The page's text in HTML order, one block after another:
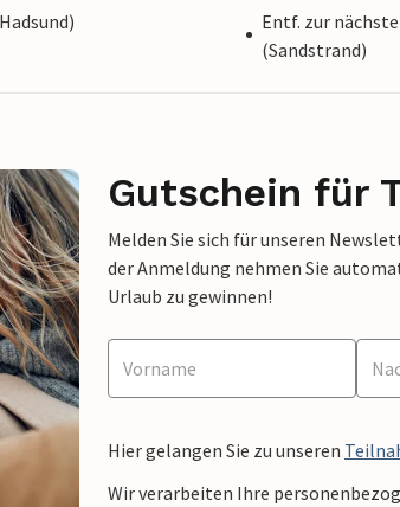
Entf. zur
(Sandstrand)
Gutschein für
Melden Sie sich für unseren
der Anmeldung nehmen Sie
Urlaub zu gewinnen!
Hier gelangen Sie zu unseren
Wir verarbeiten Ihre